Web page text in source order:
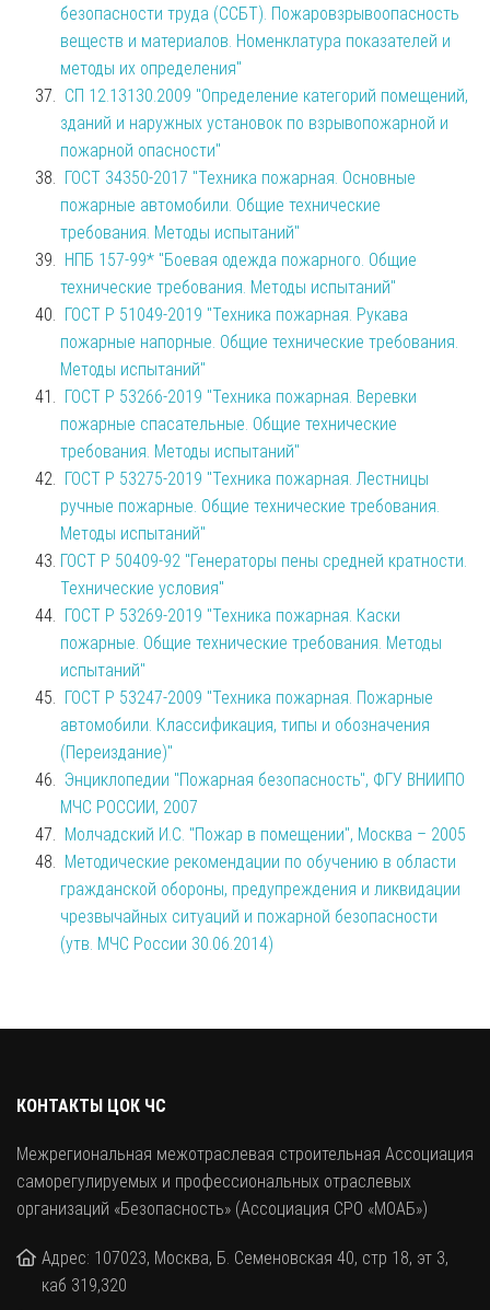
безопасности труда (ССБТ). Пожаровзрывоопасность
веществ и материалов. Номенклатура показателей и
методы их определения"
СП 12.13130.2009 "Определение категорий помещений,
зданий и наружных установок по взрывопожарной и
пожарной опасности"
ГОСТ 34350-2017 "Техника пожарная. Основные
пожарные автомобили. Общие технические
требования. Методы испытаний"
НПБ 157-99* "Боевая одежда пожарного. Общие
технические требования. Методы испытаний"
ГОСТ Р 51049-2019 "Техника пожарная. Рукава
пожарные напорные. Общие технические требования.
Методы испытаний"
ГОСТ Р 53266-2019 "Техника пожарная. Веревки
пожарные спасательные. Общие технические
требования. Методы испытаний"
ГОСТ Р 53275-2019 "Техника пожарная. Лестницы
ручные пожарные. Общие технические требования.
Методы испытаний"
ГОСТ Р 50409-92 "Генераторы пены средней кратности.
Технические условия"
ГОСТ Р 53269-2019 "Техника пожарная. Каски
пожарные. Общие технические требования. Методы
испытаний"
ГОСТ Р 53247-2009 "Техника пожарная. Пожарные
автомобили. Классификация, типы и обозначения
(Переиздание)"
Энциклопедии "Пожарная безопасность", ФГУ ВНИИПО
МЧС РОССИИ, 2007
Молчадский И.С. "Пожар в помещении", Москва – 2005
Методические рекомендации по обучению в области
гражданской обороны, предупреждения и ликвидации
чрезвычайных ситуаций и пожарной безопасности
(утв. МЧС России 30.06.2014)
КОНТАКТЫ ЦОК ЧС
Межрегиональная межотраслевая строительная Ассоциация
саморегулируемых и профессиональных отраслевых
организаций «Безопасность» (Ассоциация СРО «МОАБ»)
Адрес: 107023, Москва, Б. Семеновская 40, стр 18, эт 3,
каб 319,320